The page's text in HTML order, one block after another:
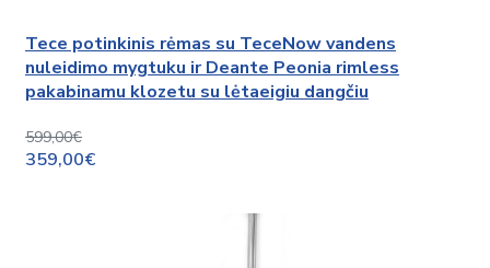
Tece potinkinis rėmas su TeceNow vandens
nuleidimo mygtuku ir Deante Peonia rimless
pakabinamu klozetu su lėtaeigiu dangčiu
599,00€
359,00€